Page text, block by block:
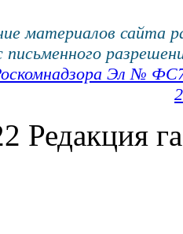
материалов сайта
письменного
Эл №
Редакция